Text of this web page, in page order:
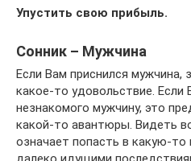
Упустить свою прибыль.
Сонник – Мужчина
Если Вам приснился мужчина,
какое-то удовольствие. Если
незнакомого мужчину, это
какой-то авантюры. Видеть
означает попасть в какую-